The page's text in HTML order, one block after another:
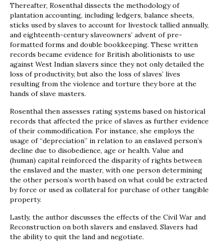
Thereafter, Rosenthal dissects the methodology of
plantation accounting, including ledgers, balance sheets,
sticks used by slaves to account for livestock tallied annually,
and eighteenth-century slaveowners’ advent of pre-
formatted forms and double bookkeeping. These written
records became evidence for British abolitionists to use
against West Indian slavers since they not only detailed the
loss of productivity, but also the loss of slaves’ lives
resulting from the violence and torture they bore at the
hands of slave masters.
Rosenthal then assesses rating systems based on historical
records that affected the price of slaves as further evidence
of their commodification. For instance, she employs the
usage of “depreciation” in relation to an enslaved person’s
decline due to disobedience, age or health. Value and
(human) capital reinforced the disparity of rights between
the enslaved and the master, with one person determining
the other person’s worth based on what could be extracted
by force or used as collateral for purchase of other tangible
property.
Lastly, the author discusses the effects of the Civil War and
Reconstruction on both slavers and enslaved. Slavers had
the ability to quit the land and negotiate.